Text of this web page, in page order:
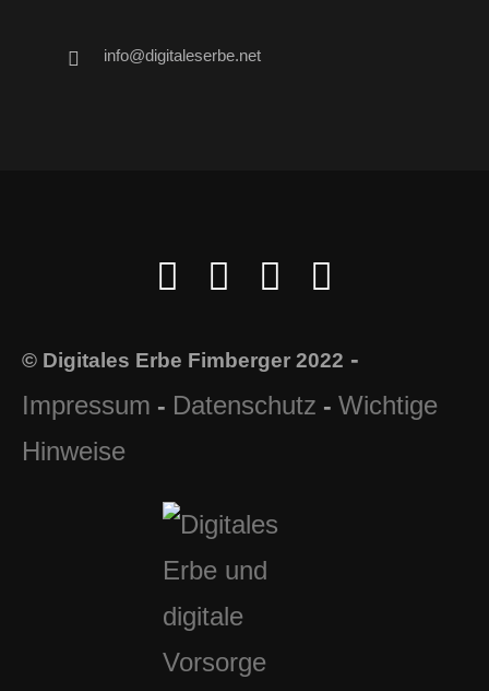
info@digitaleserbe.net
© Digitales Erbe Fimberger 2022 -
Impressum - Datenschutz - Wichtige
Hinweise